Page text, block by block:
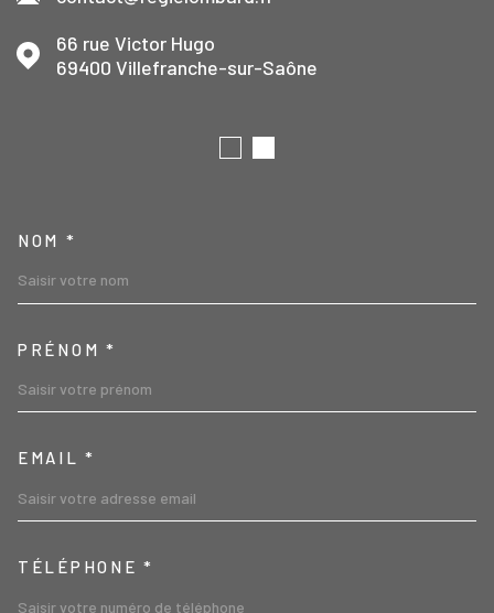
66 rue Victor Hugo
69400
Villefranche-sur-Saône
NOM *
PRÉNOM *
EMAIL *
TÉLÉPHONE *